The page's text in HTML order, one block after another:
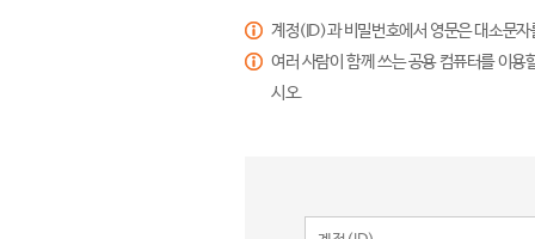
계정(ID)과 비밀번호에서 영문은 대소문
여러 사람이 함께 쓰는 공용 컴퓨터를 이
시오.